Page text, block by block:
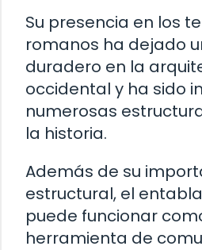
Su presencia en los
romanos ha dejado
duradero en la
occidental y ha sido
numerosas
la historia.
Además de su
estructural, el
puede funcionar
herramienta de